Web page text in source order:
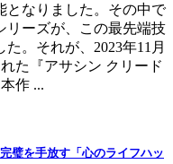
となりました。その中で
リーズが、この最先端技
。それが、2023年11月
た『アサシン クリード
作 ...
璧を手放す「心のライフハッ